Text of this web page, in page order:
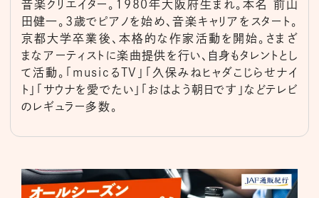
音楽クリエイター。1980年大阪府生まれ。本名 前山
田健一。3歳でピアノを始め、音楽キャリアをスタート。
京都大学卒業後、本格的な作家活動を開始。さまざ
まなアーティストに楽曲提供を行い、自身もタレントとし
て活動。「musicるTV」「久保みねヒャダこじらせナイ
ト」「サウナを愛でたい」「おはよう朝日です」などテレビ
のレギュラー多数。